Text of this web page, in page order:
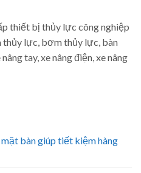
thiết bị thủy lực công nghiệp
thủy lực, bơm thủy lực, bàn
tay, xe nâng điện, xe nâng
bàn giúp tiết kiệm hàng